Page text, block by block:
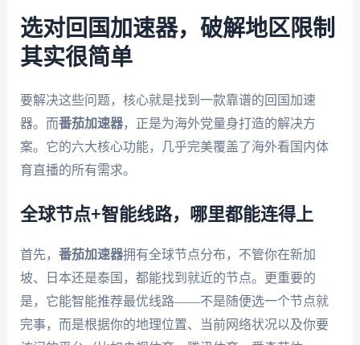
选对回国加速器，破解地区限制
其实很简单
要解决这些问题，核心就是找到一款靠谱的回国加速
器。而番茄加速器，正是为海外党量身打造的解决方
案。它的六大核心功能，几乎完美覆盖了海外看国内体
育直播的所有需求。
全球节点+智能线路，哪里都能连得上
首先， 番茄加速器拥有全球节点分布，不管你在新加
坡、日本还是泰国，都能找到就近的节点。更重要的
是，它能智能推荐最优线路——不是随便选一个节点就
完事，而是根据你的地理位置、当前网络状况以及你要